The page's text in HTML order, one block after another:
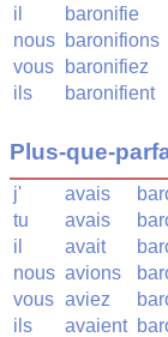
il
baronifie
nous baronifions
vous
baronifiez
ils
baronifient
Plus-que-
j' avais
tu
avais
il
avait
nous avions
vous aviez
ils
avaient